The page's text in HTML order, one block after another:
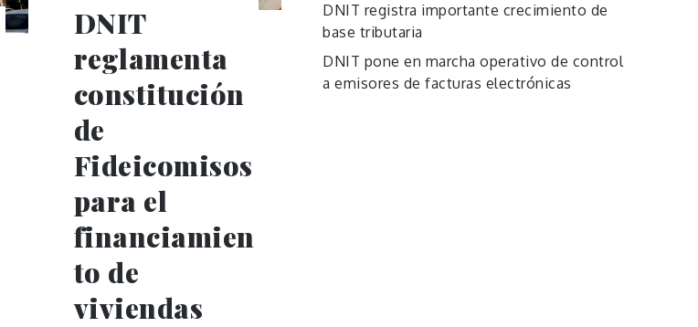
DNIT
reglamenta
constitución
de
Fideicomisos
para el
financiamien
to de
viviendas
DNIT registra importante crecimiento de
base tributaria
DNIT pone en marcha operativo de control
a emisores de facturas electrónicas